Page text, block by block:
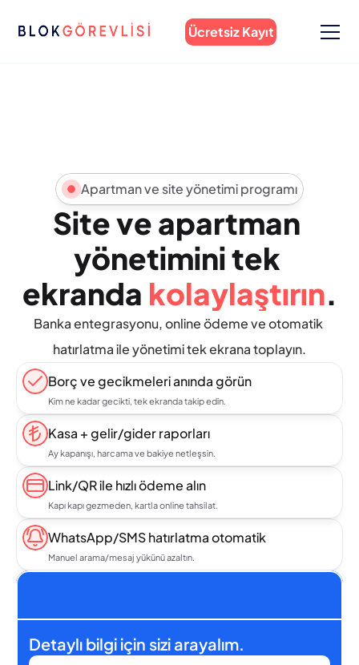
Ücretsiz Kayıt
Apartman ve site yönetimi programı
Site ve apartman
yönetimini tek
ekranda kolaylaştırın.
Banka entegrasyonu, online ödeme ve otomatik
hatırlatma ile yönetimi tek ekrana toplayın.
Borç ve gecikmeleri anında görün
Kim ne kadar gecikti, tek ekranda takip edin.
Kasa + gelir/gider raporları
Ay kapanışı, harcama ve bakiye netleşsin.
Link/QR ile hızlı ödeme alın
Kapı kapı gezmeden, kartla online tahsilat.
WhatsApp/SMS hatırlatma otomatik
Manuel arama/mesaj yükünü azaltın.
Detaylı bilgi için sizi arayalım.